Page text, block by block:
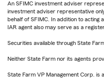
An SFIMC investment adviser
investment adviser representative
behalf of SFIMC. In addition to acting
IAR agent also may serve as a
Securities available through State
Neither State Farm nor its agents
State Farm VP Management Corp.